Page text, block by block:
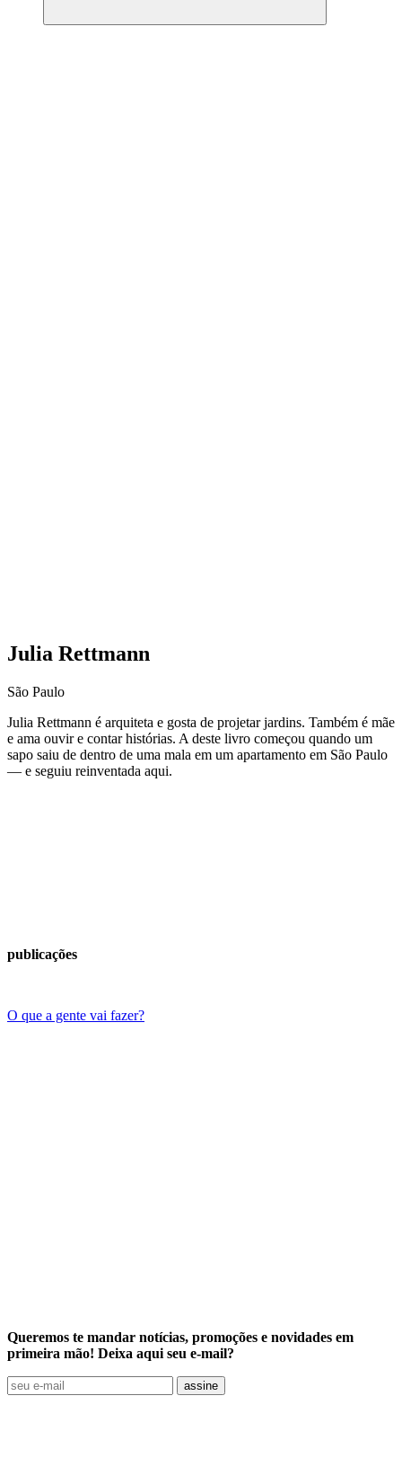
Julia Rettmann
São Paulo
Julia Rettmann é arquiteta e gosta de projetar jardins. Também é mãe
e ama ouvir e contar histórias. A deste livro começou quando um
sapo saiu de dentro de uma mala em um apartamento em São Paulo
— e seguiu reinventada aqui.
publicações
O que a gente vai fazer?
Queremos te mandar notícias, promoções e novidades em
primeira mão! Deixa aqui seu e-mail?
assine